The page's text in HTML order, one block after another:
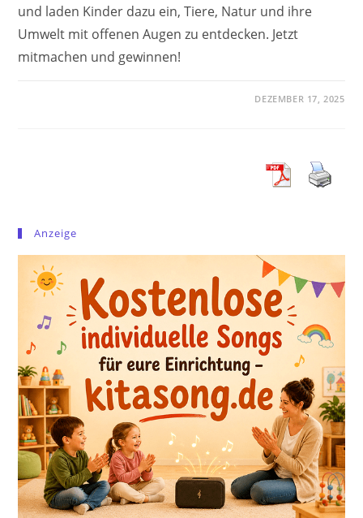
und laden Kinder dazu ein, Tiere, Natur und ihre
Umwelt mit offenen Augen zu entdecken. Jetzt
mitmachen und gewinnen!
DEZEMBER 17, 2025
Anzeige